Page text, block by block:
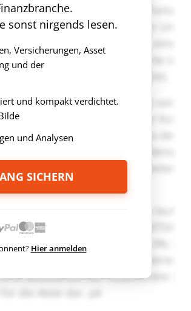
sonst nirgends lesen.
Versicherungen, Asset
und der
und kompakt verdichtet.
und Analysen
SICHERN
Hier anmelden